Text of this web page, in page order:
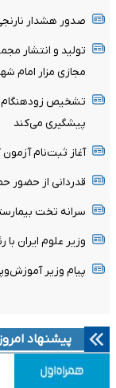
صدور هشدار
تولید و انتشار
مجازی مزار امام
تشخیص زودهنگام
پیشگیری می‌کند
آغاز ثبت‌نام‌ آزمون
قدردانی از حضور
سرانه تخت بیمارستانی در استان
وزیر علوم ایران
پیام وزیر
پیشنهاد امروز